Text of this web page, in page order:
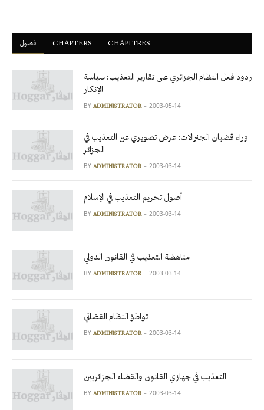
فصول ْCHAPTERS CHAPITRES
ردود فعل النظام الجزائري على تقارير التعذيب: سياسة
الإنكار
BY ADMINISTRATOR 2003-05-14
وراء قضبان الجنرالات: عرض تصويري عن التعذيب في
الجزائر
BY ADMINISTRATOR 2003-03-14
أصول تحريم التعذيب في الإسلام
BY ADMINISTRATOR 2003-03-14
مناهضة التعذيب في القانون الدولي
BY ADMINISTRATOR 2003-03-14
تواطؤ النظام القضائي
BY ADMINISTRATOR 2003-03-14
التعذيب في جهازي القانون والقضاء الجزائريين
BY ADMINISTRATOR 2003-03-14